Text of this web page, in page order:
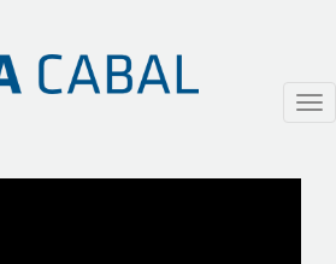
“Cayetina”